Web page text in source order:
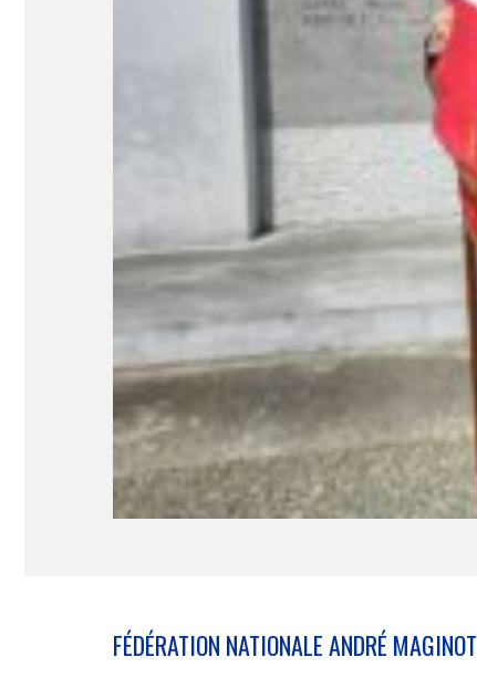
FÉDÉRATION NATIONALE ANDRÉ MAGINOT